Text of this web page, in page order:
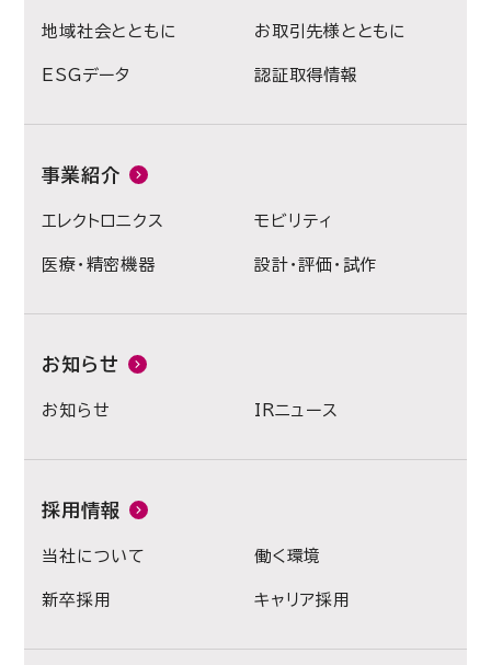
地域社会とともに お取引先様とともに
ESGデータ 認証取得情報
事業紹介
エレクトロニクス モビリティ
医療・精密機器 設計・評価・試作
お知らせ
お知らせ IRニュース
採用情報
当社について 働く環境
新卒採用 キャリア採用